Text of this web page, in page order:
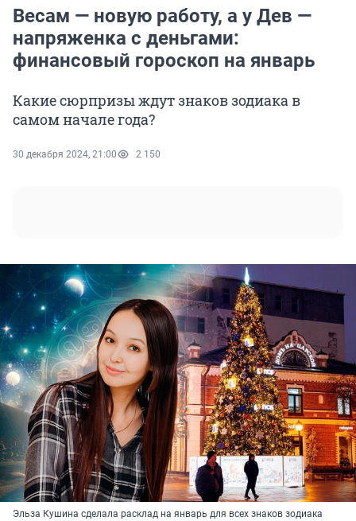
Весам — новую работу, а у Дев —
напряженка с деньгами:
финансовый гороскоп на январь
Какие сюрпризы ждут знаков зодиака в
самом начале года?
30 декабря 2024, 21:00 2 150
Эльза Кушина сделала расклад на январь для всех знаков зодиака